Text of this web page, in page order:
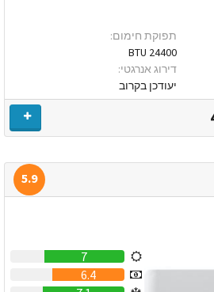
תפוקת חימום:
24400 BTU
דירוג אנרגטי:
יעודכן בקרוב
5.9
7
6.4